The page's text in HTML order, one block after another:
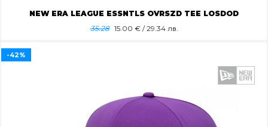
NEW ERA LEAGUE ESSNTLS OVRSZD TEE LOSDOD
35.28 15.00 € / 29.34 лв.
-42%